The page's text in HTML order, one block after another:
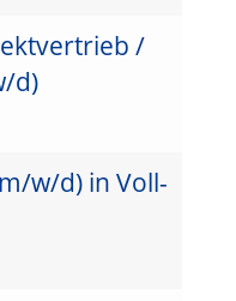
/
d)
w/d) in Voll-